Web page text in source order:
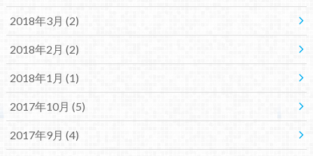
2018年3月 (2)
2018年2月 (2)
2018年1月 (1)
2017年10月 (5)
2017年9月 (4)